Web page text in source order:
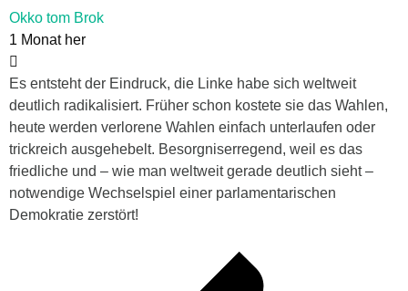
Okko tom Brok
1 Monat her
Es entsteht der Eindruck, die Linke habe sich weltweit
deutlich radikalisiert. Früher schon kostete sie das Wahlen,
heute werden verlorene Wahlen einfach unterlaufen oder
trickreich ausgehebelt. Besorgniserregend, weil es das
friedliche und – wie man weltweit gerade deutlich sieht –
notwendige Wechselspiel einer parlamentarischen
Demokratie zerstört!